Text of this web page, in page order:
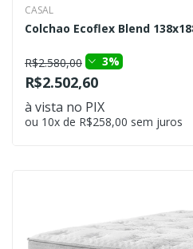
CASAL
Colchao Ecoflex Blend
R$2.580,00 3%
R$2.502,60
à vista no PIX
ou 10x de R$258,00 sem juros